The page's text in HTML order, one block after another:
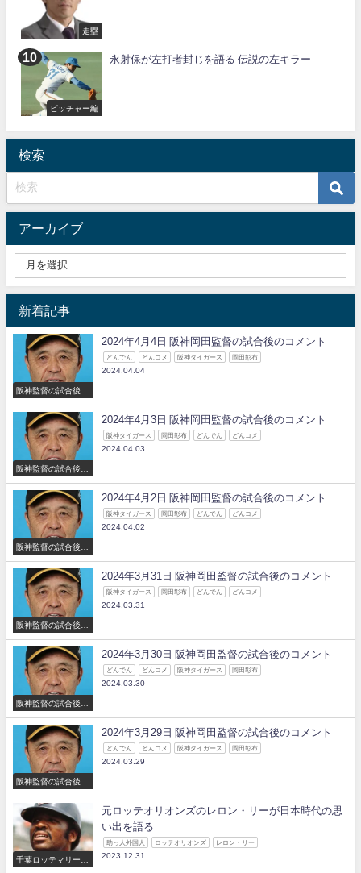
走塁
ピッチャー編
永射保が左打者封じを語る 伝説の左キラー
検索
アーカイブ
新着記事
阪神監督の試合後の
コメント
2024年4月4日 阪神岡田監督の試合後のコメント
どんでん どんコメ 阪神タイガース 岡田彰布
2024.04.04
阪神監督の試合後の
コメント
2024年4月3日 阪神岡田監督の試合後のコメント
阪神タイガース 岡田彰布 どんでん どんコメ
2024.04.03
阪神監督の試合後の
コメント
2024年4月2日 阪神岡田監督の試合後のコメント
阪神タイガース 岡田彰布 どんでん どんコメ
2024.04.02
阪神監督の試合後の
コメント
2024年3月31日 阪神岡田監督の試合後のコメント
阪神タイガース 岡田彰布 どんでん どんコメ
2024.03.31
阪神監督の試合後の
コメント
2024年3月30日 阪神岡田監督の試合後のコメント
どんでん どんコメ 阪神タイガース 岡田彰布
2024.03.30
阪神監督の試合後の
コメント
2024年3月29日 阪神岡田監督の試合後のコメント
どんでん どんコメ 阪神タイガース 岡田彰布
2024.03.29
千葉ロッテマリーン
元ロッテオリオンズのレロン・リーが日本時代の思
い出を語る
助っ人外国人 ロッテオリオンズ レロン・リー
2023.12.31